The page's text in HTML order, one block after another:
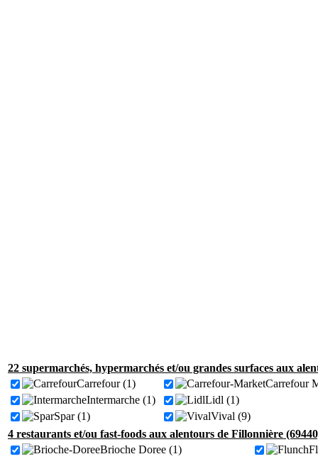
22 supermarchés, hypermarchés et/ou grandes surfaces aux
Carrefour (1)
Carrefour
Intermarche (1)
Lidl (1)
Spar (1)
Vival (9)
4 restaurants et/ou fast-foods aux alentours de Fillonnière
Brioche Doree (1)